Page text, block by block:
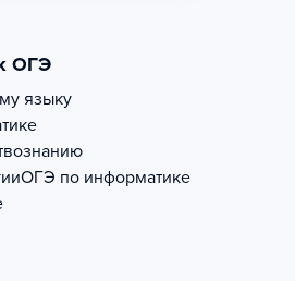
ОГЭ
языку
ОГЭ по информатике